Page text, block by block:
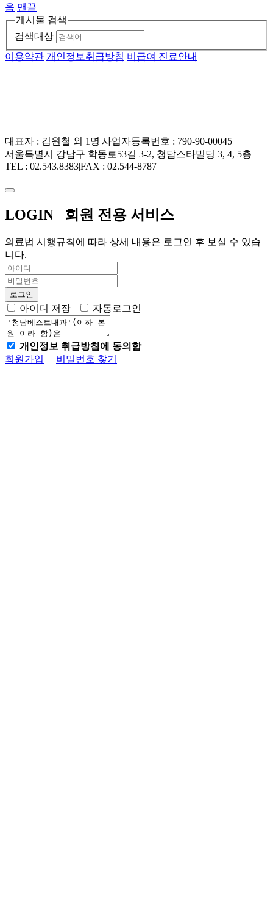
음 맨끝
게시물 검색
검색대상
이용약관 개인정보취급방침 비급여 진료안내
대표자 : 김원철 외 1명|사업자등록번호 : 790-90-00045
서울특별시 강남구 학동로53길 3-2, 청담스타빌딩 3, 4, 5층
TEL : 02.543.8383|FAX : 02.544-8787
LOGIN 회원 전용 서비스
의료법 시행규칙에 따라 상세 내용은 로그인 후 보실 수 있습
니다.
아이디 저장 자동로그인
개인정보 취급방침에 동의함
회원가입
비밀번호 찾기